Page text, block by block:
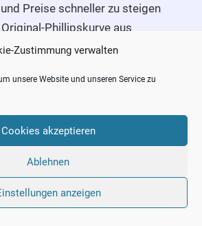
Zustimmung verwalten
unsere Website und unseren Service zu
Cookies akzeptieren
Ablehnen
anzeigen
Preise schneller zu steigen
Phillipskurve aus
sind zudem der Überzeugung,
allein verhältnismäßig wenig
Investitionen hat.
Abschwung seien die
so gering, dass auch ein
keine nennenswerte
hervorbringen wird. Um
tragenden Aufschwung zu